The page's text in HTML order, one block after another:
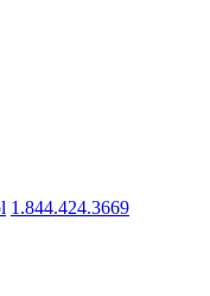
1.844.424.3669